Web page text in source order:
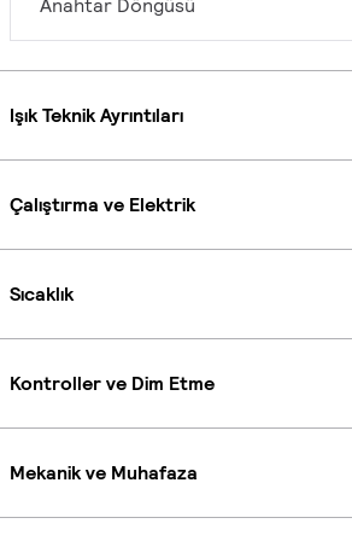
Anahtar Döngüsü
Işık Teknik Ayrıntıları
Çalıştırma ve Elektrik
Sıcaklık
Kontroller ve Dim Etme
Mekanik ve Muhafaza